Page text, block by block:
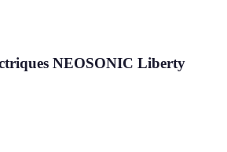
NEOSONIC Liberty